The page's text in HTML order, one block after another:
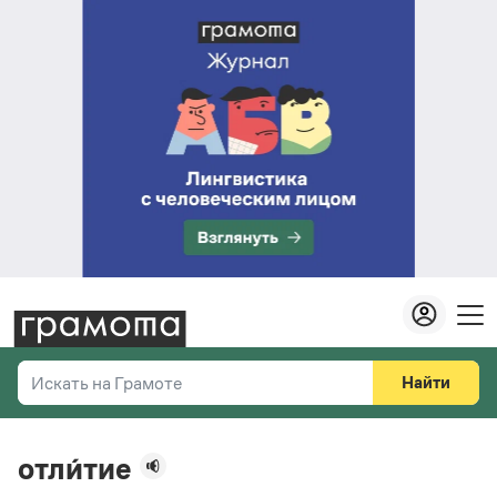
Искать на Грамоте
Справочная служба
Найти
отли́тие